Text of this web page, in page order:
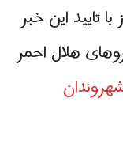
تایید این خبر
هلال احمر